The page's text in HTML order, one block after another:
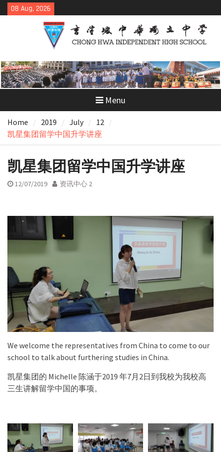
Skip
to
08 Aug, 2026
Menu
Home 2019 July
12
凯星集团留学中国升学讲座
凯星集团留学中国升学讲座
12/07/2019 资讯中心 2
We welcome the representatives from China to come to our
school to talk about furthering studies in China.
凯星集团的 Michelle 陈涵于2019 年7月2日到我校为我校高
三生讲解留学中国的事项。